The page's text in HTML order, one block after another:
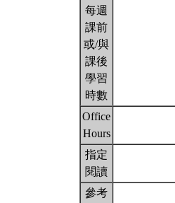
每週
課前
或/與
課後
學習
時數
Office
Hours
指定
閱讀
參考